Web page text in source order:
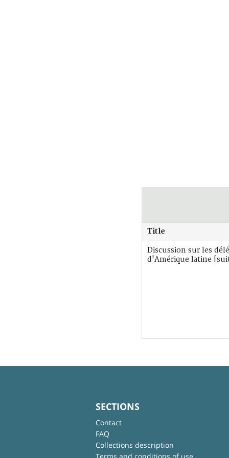
Title
Discussion sur les
d'Amérique latine
SECTIONS
Contact
FAQ
Collections description